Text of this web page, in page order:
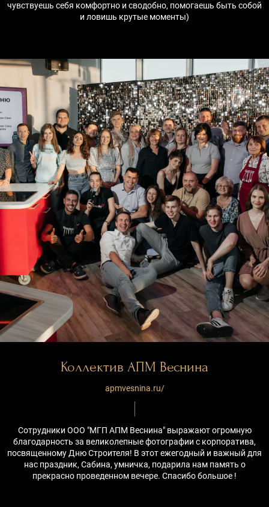
чувствуешь себя комфортно и сводобно, помогаешь быть собой
и ловишь крутые моменты)
Коллектив АПМ Веснина
apmvesnina.ru/
Сотрудники ООО "МГП АПМ Веснина" выражают огромную
благодарность за великолепные фотографии с корпоратива,
посвященному Дню Строителя! В этот ежегодный и важный для
нас праздник, Сабина, умничка, подарила нам память о
прекрасно проведенном вечере. Спасибо большое !